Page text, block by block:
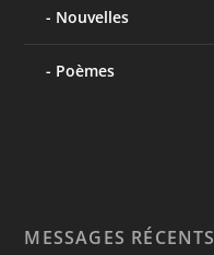
Nouvelles
Poèmes
MESSAGES RÉCENTS